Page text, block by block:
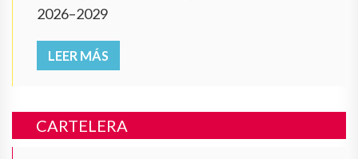
2026–2029
LEER MÁS
CARTELERA